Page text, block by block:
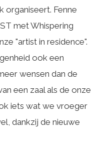
Fenne
met Whispering
"artist in residence".
ook een
wensen dan de
een zaal als de onze
iets wat we vroeger
dankzij de nieuwe